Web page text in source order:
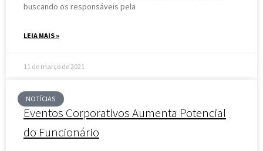
buscando os responsáveis pela
LEIA MAIS »
11 de março de 2021
NOTÍCIAS
Eventos Corporativos Aumenta Potencial
do Funcionário